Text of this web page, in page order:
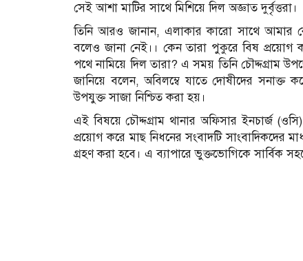
সেই আশা মাটির সাথে মিশিয়ে দিল অজ্ঞাত দুর্বৃত্তরা।
তিনি আরও জানান, এলাকার কারো সাথে আমার
বলেও জানা নেই।। কেন তারা পুকুরে বিষ
পথে নামিয়ে দিল তারা? এ সময় তিনি চৌদ্দগ্রাম
জানিয়ে বলেন, অবিলম্বে যাতে দোষীদের
উপযুক্ত সাজা নিশ্চিত করা হয়।
এই বিষয়ে চৌদ্দগ্রাম থানার অফিসার ইনচার্জ
প্রয়োগ করে মাছ নিধনের সংবাদটি সাংবাদিকদের
গ্রহণ করা হবে। এ ব্যাপারে ভুক্তভোগিকে সার্বিক